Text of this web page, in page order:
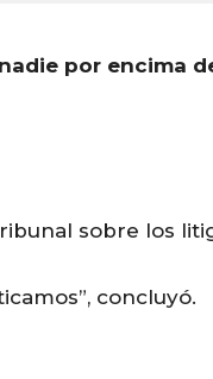
por encima
sobre los
concluyó.